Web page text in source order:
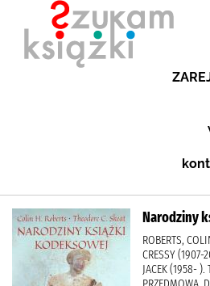
Narodziny
ROBERTS,
CRESSY (1907-
JACEK (1958- ).